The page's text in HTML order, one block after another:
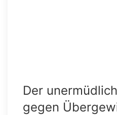
Der
gegen